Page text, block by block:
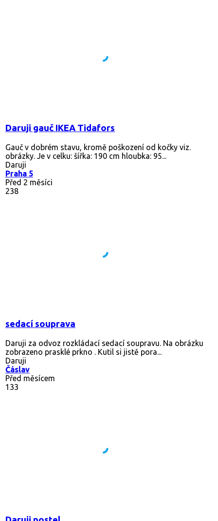
Daruji gauč IKEA Tidafors
Gauč v dobrém stavu, kromě poškození od kočky viz.
obrázky. Je v celku: šířka: 190 cm hloubka: 95...
Daruji
Praha 5
Před 2 měsíci
238
sedací souprava
Daruji za odvoz rozkládací sedací soupravu. Na obrázku
zobrazeno prasklé prkno . Kutil si jistě pora...
Daruji
Čáslav
Před měsícem
133